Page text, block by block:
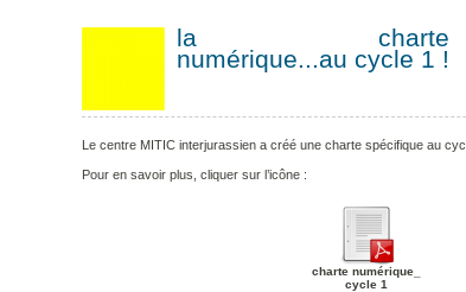
la charte
numérique...au cycle 1 !
Le centre MITIC interjurassien a créé une charte spécifique au
Pour en savoir plus, cliquer sur l’icône :
charte numérique_
cycle 1